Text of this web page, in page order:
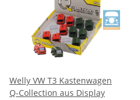
Welly VW T3 Kastenwagen
Q-Collection aus Display